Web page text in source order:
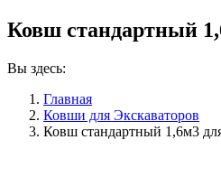
Ковш стандартный
Вы здесь:
Главная
Ковши для Экскаваторов
Ковш стандартный 1,6м3